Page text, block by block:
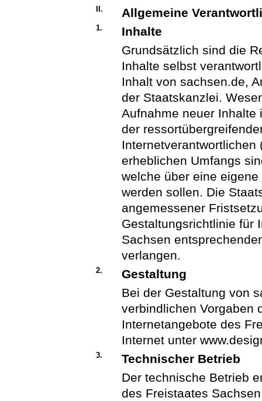
II. Allgemeine
1.
Inhalte
Grundsätzlich sind die
Inhalte selbst
Inhalt von sachsen.de,
der Staatskanzlei.
Aufnahme neuer
der
erheblichen Umfangs
welche über eine
werden sollen. Die
angemessener
Gestaltungsrichtlinie für
Sachsen
verlangen.
2.
Gestaltung
Bei der Gestaltung von
verbindlichen Vorgaben
Internetangebote des
Internet unter
3.
Technischer Betrieb
Der technische Betrieb
des Freistaates